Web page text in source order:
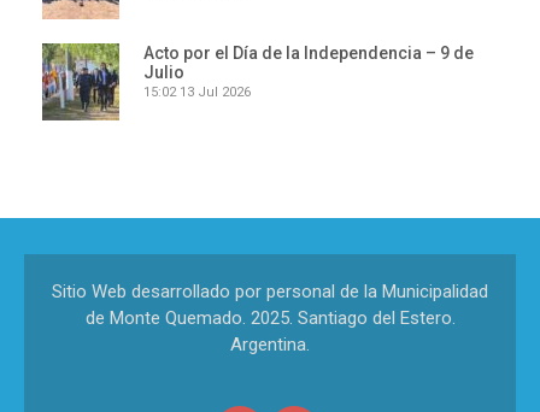
Acto por el Día de la Independencia – 9 de
Julio
15:02 13 Jul 2026
Sitio Web desarrollado por personal de la Municipalidad
de Monte Quemado. 2025. Santiago del Estero.
Argentina.